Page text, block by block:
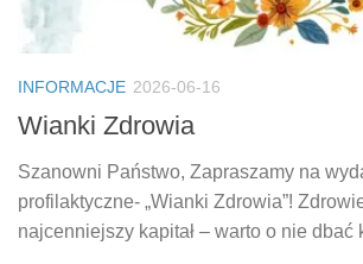
INFORMACJE 2026-06-16
Wianki Zdrowia
Szanowni Państwo, Zapraszamy na
profilaktyczne- „Wianki Zdrowia”!
najcenniejszy kapitał – warto o nie dbać